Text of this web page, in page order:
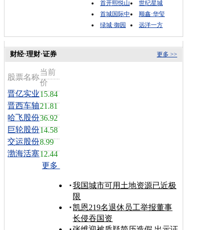
首开熙悦山
世纪星城
首城国际中
顺鑫·华玺
绿城·御园
远洋一方
更多 >>
财经·理财·证券
股票名称
当前
价
晋亿实业15.84
晋西车轴21.81
哈飞股份36.92
巨轮股份14.58
交运股份8.99
渤海活塞12.44
更多
我国城市可用土地资源已近极
限
凯恩219名退休员工举报董事
长侵吞国资